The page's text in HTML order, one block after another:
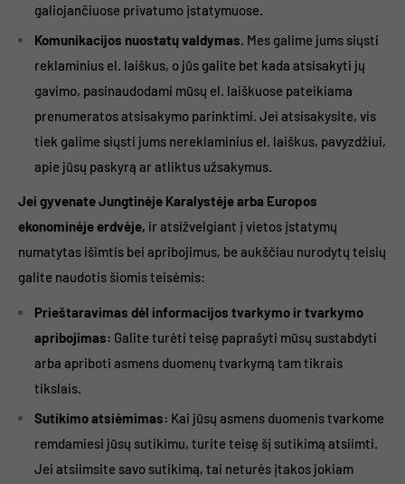
galiojančiuose privatumo įstatymuose.
Komunikacijos nuostatų valdymas. Mes galime jums siųsti
reklaminius el. laiškus, o jūs galite bet kada atsisakyti jų
gavimo, pasinaudodami mūsų el. laiškuose pateikiama
prenumeratos atsisakymo parinktimi. Jei atsisakysite, vis
tiek galime siųsti jums nereklaminius el. laiškus, pavyzdžiui,
apie jūsų paskyrą ar atliktus užsakymus.
Jei gyvenate Jungtinėje Karalystėje arba Europos
ekonominėje erdvėje, ir atsižvelgiant į vietos įstatymų
numatytas išimtis bei apribojimus, be aukščiau nurodytų teisių
galite naudotis šiomis teisėmis:
Prieštaravimas dėl informacijos tvarkymo ir tvarkymo
apribojimas: Galite turėti teisę paprašyti mūsų sustabdyti
arba apriboti asmens duomenų tvarkymą tam tikrais
tikslais.
Sutikimo atsiėmimas: Kai jūsų asmens duomenis tvarkome
remdamiesi jūsų sutikimu, turite teisę šį sutikimą atsiimti.
Jei atsiimsite savo sutikimą, tai neturės įtakos jokiam